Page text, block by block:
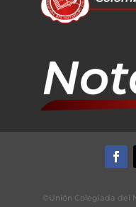
©Unión Colegiada del